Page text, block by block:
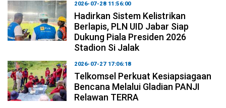
2026-07-28 11:56:00
Hadirkan Sistem Kelistrikan
Berlapis, PLN UID Jabar Siap
Dukung Piala Presiden 2026
Stadion Si Jalak
2026-07-27 17:06:18
Telkomsel Perkuat Kesiapsiagaan
Bencana Melalui Gladian PANJI
Relawan TERRA